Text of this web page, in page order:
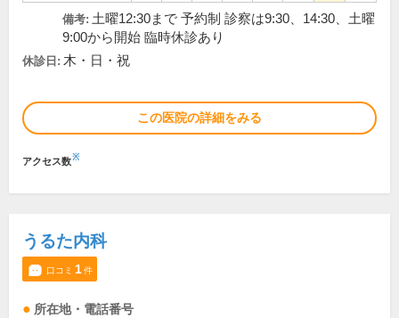
備考: 土曜12:30まで 予約制 診察は9:30、14:30、土曜
9:00から開始 臨時休診あり
休診日: 木・日・祝
この医院の詳細をみる
アクセス数※
うるた内科
口コミ 1件
所在地・電話番号